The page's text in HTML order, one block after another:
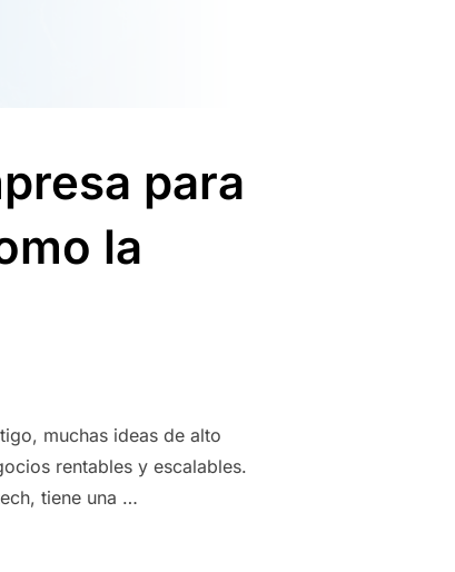
para
la
muchas ideas de alto
rentables y escalables.
tiene una …